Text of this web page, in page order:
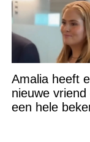
Amalia heeft
nieuwe
een hele